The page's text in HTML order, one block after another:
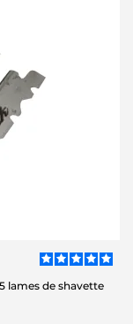
lames de shavette